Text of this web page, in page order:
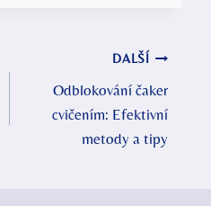
DALŠÍ
Odblokování čaker
cvičením: Efektivní
metody a tipy